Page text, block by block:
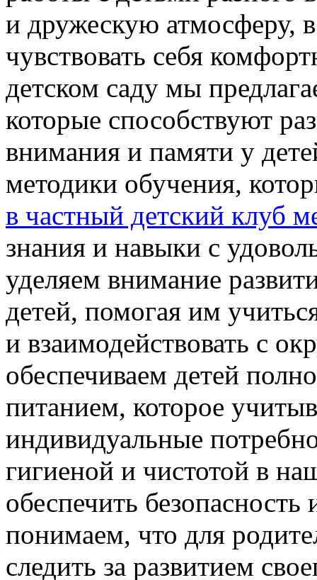
и дружескую атмосферу,
чувствовать себя
детском саду мы
которые способствуют
внимания и памяти у
методики обучения,
в частный детский клуб
знания и навыки с
уделяем внимание
детей, помогая им
и взаимодействовать с
обеспечиваем детей
питанием, которое
индивидуальные
гигиеной и чистотой в
обеспечить
понимаем, что для
следить за развитием